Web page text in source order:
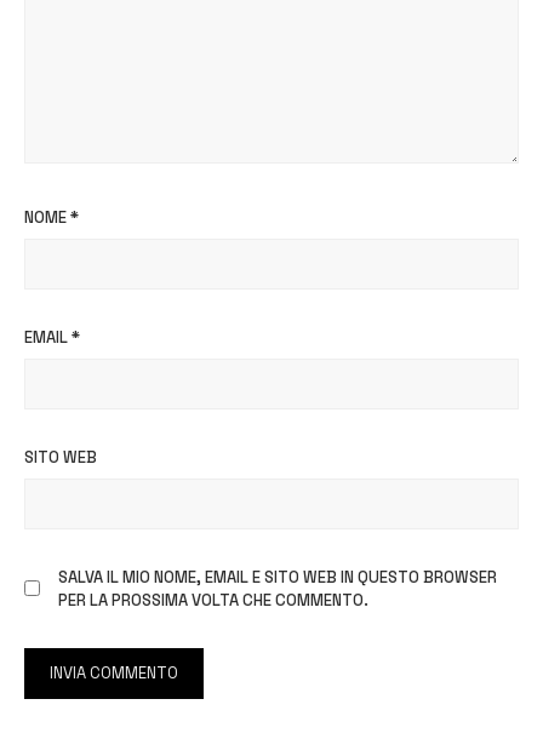
NOME*
EMAIL*
SITO WEB
SALVA IL MIO NOME, EMAIL E SITO WEB IN QUESTO BROWSER
PER LA PROSSIMA VOLTA CHE COMMENTO.